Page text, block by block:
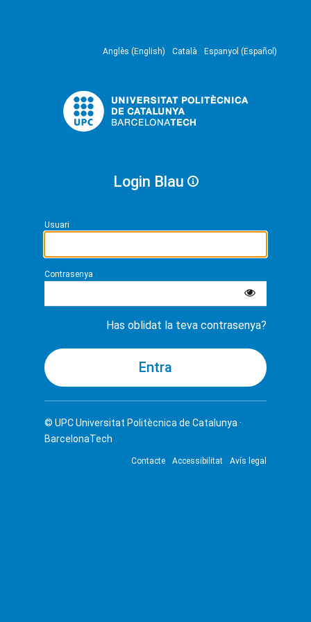
Anglès (English) Català Espanyol (Español)
Login Blau
Usuari
Contrasenya
Has oblidat la teva contrasenya?
© UPCUniversitat Politècnica de Catalunya ·
BarcelonaTech
Contacte Accessibilitat Avís legal